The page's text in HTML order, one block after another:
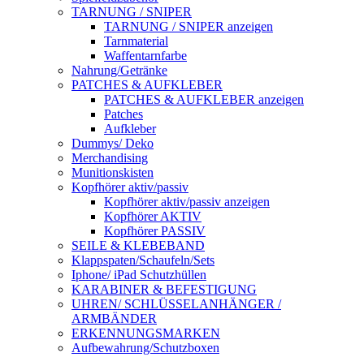
TARNUNG / SNIPER
TARNUNG / SNIPER anzeigen
Tarnmaterial
Waffentarnfarbe
Nahrung/Getränke
PATCHES & AUFKLEBER
PATCHES & AUFKLEBER anzeigen
Patches
Aufkleber
Dummys/ Deko
Merchandising
Munitionskisten
Kopfhörer aktiv/passiv
Kopfhörer aktiv/passiv anzeigen
Kopfhörer AKTIV
Kopfhörer PASSIV
SEILE & KLEBEBAND
Klappspaten/Schaufeln/Sets
Iphone/ iPad Schutzhüllen
KARABINER & BEFESTIGUNG
UHREN/ SCHLÜSSELANHÄNGER /
ARMBÄNDER
ERKENNUNGSMARKEN
Aufbewahrung/Schutzboxen